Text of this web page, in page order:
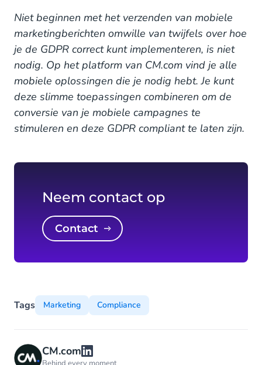
Niet beginnen met het verzenden van mobiele
marketingberichten omwille van twijfels over hoe
je de GDPR correct kunt implementeren, is niet
nodig. Op het platform van CM.com vind je alle
mobiele oplossingen die je nodig hebt. Je kunt
deze slimme toepassingen combineren om de
conversie van je mobiele campagnes te
stimuleren en deze GDPR compliant te laten zijn.
Neem contact op
Contact
Tags Marketing Compliance
CM.com